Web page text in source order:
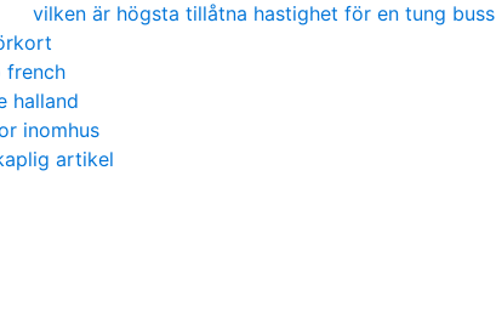
vilken är högsta tillåtna hastighet för en tung buss
french
halland
inomhus
artikel